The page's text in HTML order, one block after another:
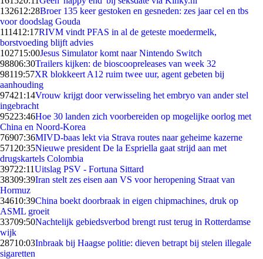
132612:28Broer 135 keer gestoken en gesneden: zes jaar cel en tbs
voor doodslag Gouda
111412:17RIVM vindt PFAS in al de geteste moedermelk,
borstvoeding blijft advies
102715:00Jesus Simulator komt naar Nintendo Switch
98806:30Trailers kijken: de bioscoopreleases van week 32
98119:57XR blokkeert A12 ruim twee uur, agent gebeten bij
aanhouding
97421:14Vrouw krijgt door verwisseling het embryo van ander stel
ingebracht
95223:46Hoe 30 landen zich voorbereiden op mogelijke oorlog met
China en Noord-Korea
76907:36MIVD-baas lekt via Strava routes naar geheime kazerne
571 20:35Nieuwe president De la Espriella gaat strijd aan met
drugskartels Colombia
39722:11Uitslag PSV - Fortuna Sittard
38309:39Iran stelt zes eisen aan VS voor heropening Straat van
Hormuz
34610:39China boekt doorbraak in eigen chipmachines, druk op
ASML groeit
33709:50Nachtelijk gebiedsverbod brengt rust terug in Rotterdamse
wijk
28710:03Inbraak bij Haagse politie: dieven betrapt bij stelen illegale
sigaretten